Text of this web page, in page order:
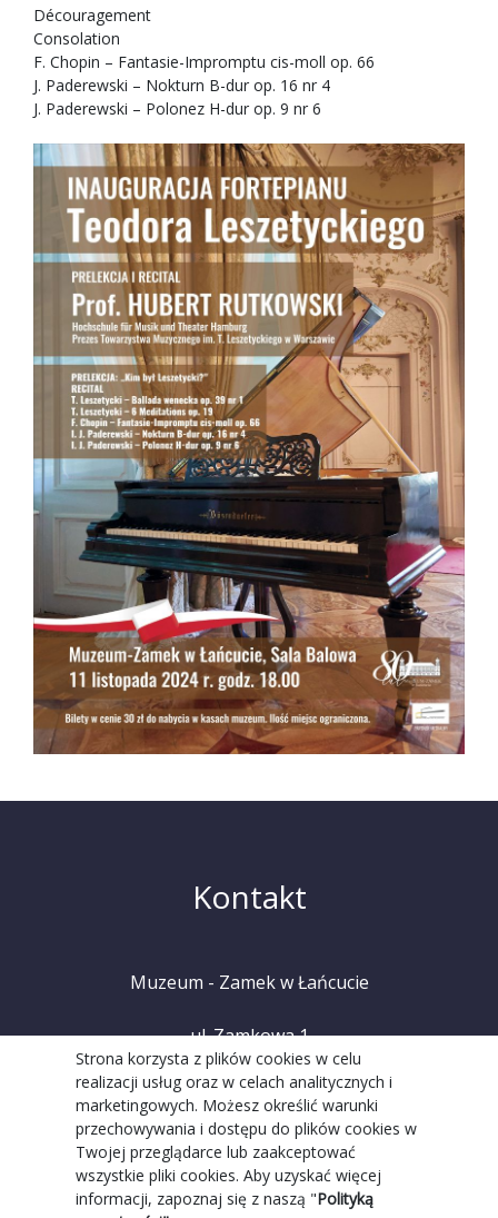
Découragement
Consolation
F. Chopin – Fantasie-Impromptu cis-moll op. 66
J. Paderewski – Nokturn B-dur op. 16 nr 4
J. Paderewski – Polonez H-dur op. 9 nr 6
Strona korzysta z plików cookies w celu
realizacji usług oraz w celach analitycznych i
marketingowych. Możesz określić warunki
przechowywania i dostępu do plików cookies w
Twojej przeglądarce lub zaakceptować
wszystkie pliki cookies. Aby uzyskać więcej
informacji, zapoznaj się z naszą "Polityką
Kontakt
Muzeum - Zamek w Łańcucie
ul. Zamkowa 1
37-100 Łańcut
tel. +48 (17) 225 20 08